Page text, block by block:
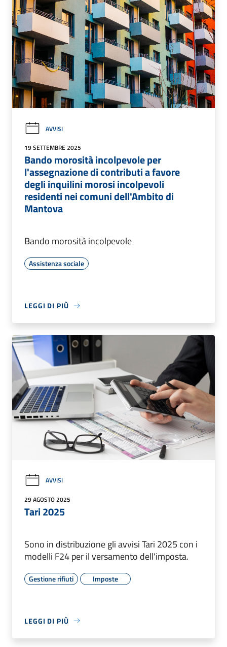
AVVISI
19 SETTEMBRE 2025
Bando morosità incolpevole per
l'assegnazione di contributi a favore
degli inquilini morosi incolpevoli
residenti nei comuni dell'Ambito di
Mantova
Bando morosità incolpevole
Assistenza sociale
LEGGI DI PIÙ
AVVISI
29 AGOSTO 2025
Tari 2025
Sono in distribuzione gli avvisi Tari 2025 con i
modelli F24 per il versamento dell'imposta.
Gestione rifiuti Imposte
LEGGI DI PIÙ